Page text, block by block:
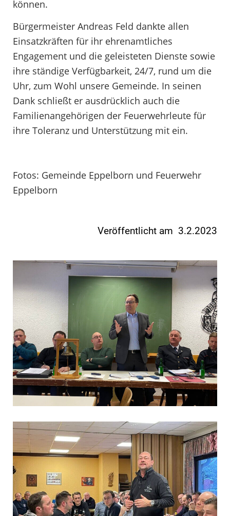
können.
Bürgermeister Andreas Feld dankte allen
Einsatzkräften für ihr ehrenamtliches
Engagement und die geleisteten Dienste sowie
ihre ständige Verfügbarkeit, 24/7, rund um die
Uhr, zum Wohl unsere Gemeinde. In seinen
Dank schließt er ausdrücklich auch die
Familienangehörigen der Feuerwehrleute für
ihre Toleranz und Unterstützung mit ein.
Fotos: Gemeinde Eppelborn und Feuerwehr
Eppelborn
Veröffentlicht am 3.2.2023